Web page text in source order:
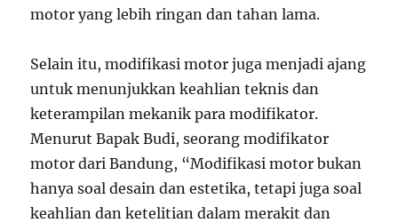
motor yang lebih ringan dan tahan lama.
Selain itu, modifikasi motor juga menjadi ajang
untuk menunjukkan keahlian teknis dan
keterampilan mekanik para modifikator.
Menurut Bapak Budi, seorang modifikator
motor dari Bandung, “Modifikasi motor bukan
hanya soal desain dan estetika, tetapi juga soal
keahlian dan ketelitian dalam merakit dan